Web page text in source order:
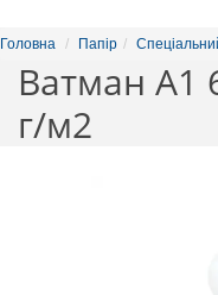
Головна Папір
Ватман А1
г/м2